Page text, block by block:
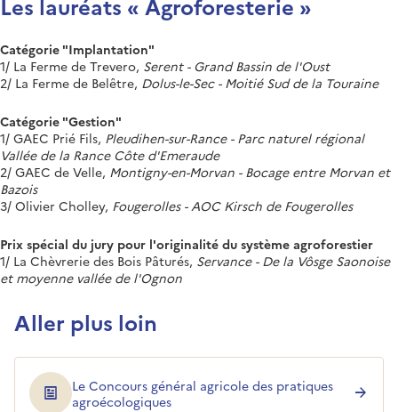
Catégorie "Implantation"
1/ La Ferme de Trevero, Serent - Grand Bassin de l'Oust
2/ La Ferme de Belêtre, Dolus-le-Sec - Moitié Sud de la Touraine
Catégorie "Gestion"
1/ GAEC Prié Fils, Pleudihen-sur-Rance - Parc naturel régional
Vallée de la Rance Côte d'Emeraude
2/ GAEC de Velle, Montigny-en-Morvan - Bocage entre Morvan et
Bazois
3/ Olivier Cholley, Fougerolles - AOC Kirsch de Fougerolles
Prix spécial du jury pour l'originalité du système agroforestier
1/ La Chèvrerie des Bois Pâturés, Servance - De la Vôsge Saonoise
et moyenne vallée de l'Ognon
Aller plus loin
Le Concours général agricole des pratiques
agroécologiques